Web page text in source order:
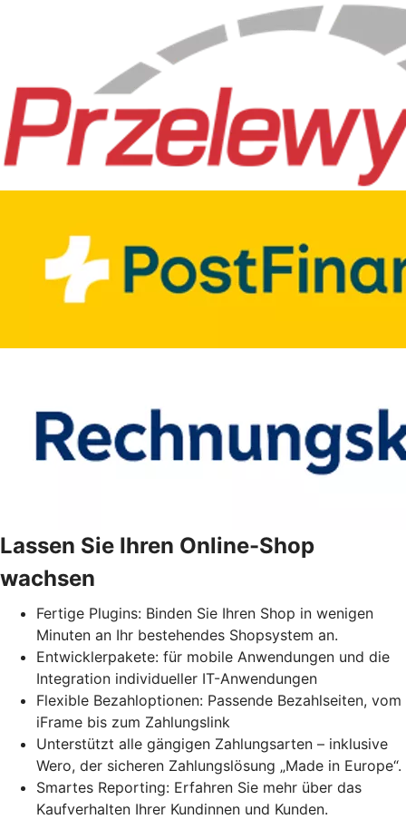
Lassen Sie Ihren Online-Shop
wachsen
Fertige Plugins: Binden Sie Ihren Shop in wenigen
Minuten an Ihr bestehendes Shopsystem an.
Entwicklerpakete: für mobile Anwendungen und die
Integration individueller IT-Anwendungen
Flexible Bezahloptionen: Passende Bezahlseiten, vom
iFrame bis zum Zahlungslink
Unterstützt alle gängigen Zahlungsarten – inklusive
Wero, der sicheren Zahlungslösung „Made in Europe“.
Smartes Reporting: Erfahren Sie mehr über das
Kaufverhalten Ihrer Kundinnen und Kunden.